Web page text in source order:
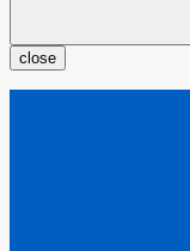
close